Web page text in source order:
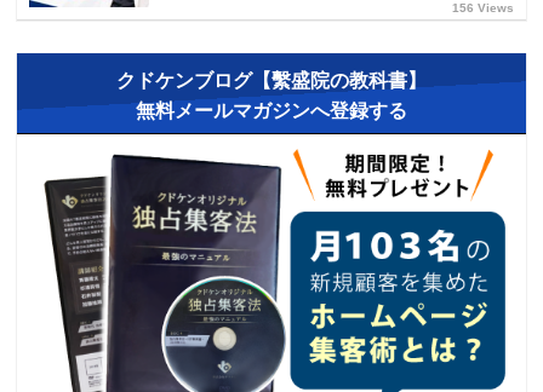
156 Views
クドケンブログ【繫盛院の教科書】
無料メールマガジンへ登録する